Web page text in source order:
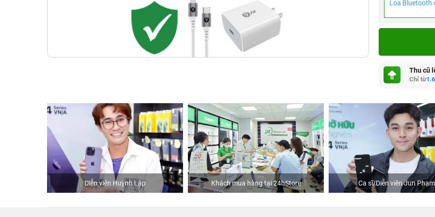
Loa Bluetooth
Thu cũ
Chỉ từ
Diễn viên Huỳnh Lập Khách mua hàng tại 24hStore Ca sĩ/Diễn viên Jun Phạm